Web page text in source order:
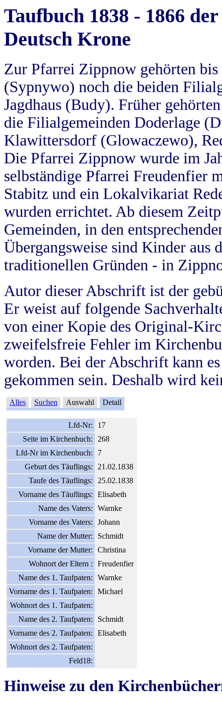
Taufbuch 1838 - 1866
Deutsch Krone
Zur Pfarrei Zippnow gehörten
(Sypnywo) noch die beiden
Jagdhaus (Budy). Früher
die Filialgemeinden Doderlage
Klawittersdorf (Glowaczewo),
Die Pfarrei Zippnow wurde im
selbständige Pfarrei Freudenfier
Stabitz und ein Lokalvikariat
wurden errichtet. Ab diesem
Gemeinden, in den
Übergangsweise sind Kinder aus
traditionellen Gründen - in
Autor dieser Abschrift ist der
Er weist auf folgende
von einer Kopie des Original-
zweifelsfreie Fehler im
worden. Bei der Abschrift kann
gekommen sein. Deshalb wird
Alles Suchen Auswahl Detail
Lfd-Nr:
17
Seite im Kirchenbuch:
268
Lfd-Nr im Kirchenbuch:
7
Geburt des Täuflings:
21.02.1838
Taufe des Täuflings:
25.02.1838
Vorname des Täuflings:
Elisabeth
Name des Vaters:
Warnke
Vorname des Vaters:
Johann
Name der Mutter:
Schmidt
Vorname der Mutter:
Christina
Wohnort der Eltern :
Freudenfier
Name des 1. Taufpaten:
Warnke
Vorname des 1. Taufpaten:
Michael
Wohnort des 1. Taufpaten:
Name des 2. Taufpaten:
Schmidt
Vorname des 2. Taufpaten:
Elisabeth
Wohnort des 2. Taufpaten:
Feld18:
Hinweise zu den